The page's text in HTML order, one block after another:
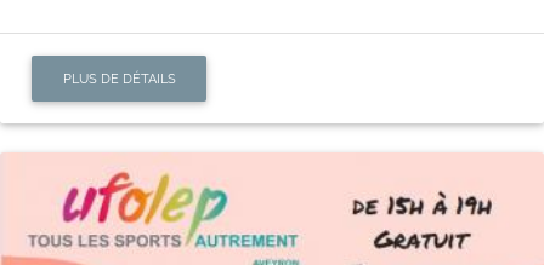
PLUS DE DÉTAILS